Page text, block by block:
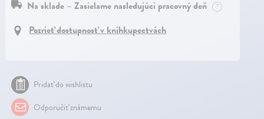
Na sklade – Zasielame nasledujúci pracovný deň ?
Pozrieť dostupnosť v kníhkupectvách
Pridať do wishlistu
Odporučiť známemu